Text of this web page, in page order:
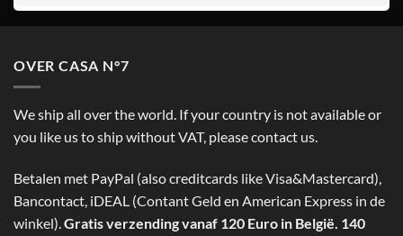
OVER CASA N°7
We ship all over the world. If your country is not available or
you like us to ship without VAT, please contact us.
Betalen met PayPal (also creditcards like Visa&Mastercard),
Bancontact, iDEAL (Contant Geld en American Express in de
winkel).Gratis verzending vanaf 120 Euro in België. 140